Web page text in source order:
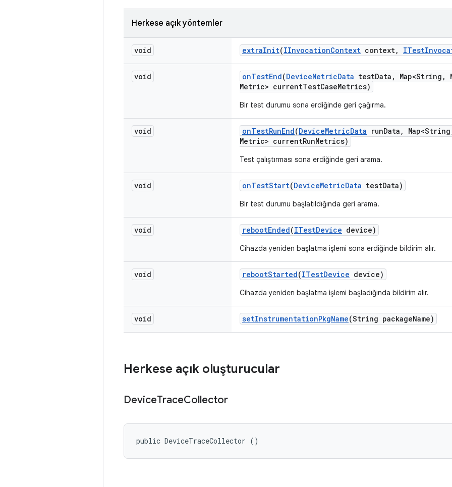
Herkese açık yöntemler
void extraInit(IInvocationContext context, ITest
void onTestEnd(DeviceMetricData testData , Map<String ,
Metric> currentTestCaseMetrics)
Bir test durumu sona erdiğinde geri çağırma.
void onTestRunEnd(DeviceMetricData runData , Map<String
Metric> currentRunMetrics)
Test çalıştırması sona erdiğinde geri arama.
void onTestStart(DeviceMetricData testData)
Bir test durumu başlatıldığında geri arama.
void rebootEnded(ITestDevice device)
Cihazda yeniden başlatma işlemi sona erdiğinde bildirim alır.
void rebootStarted(ITestDevice device)
Cihazda yeniden başlatma işlemi başladığında bildirim alır.
void setInstrumentationPkgName(String packageName)
Herkese açık oluşturucular
DeviceTraceCollector
public DeviceTraceCollector ()